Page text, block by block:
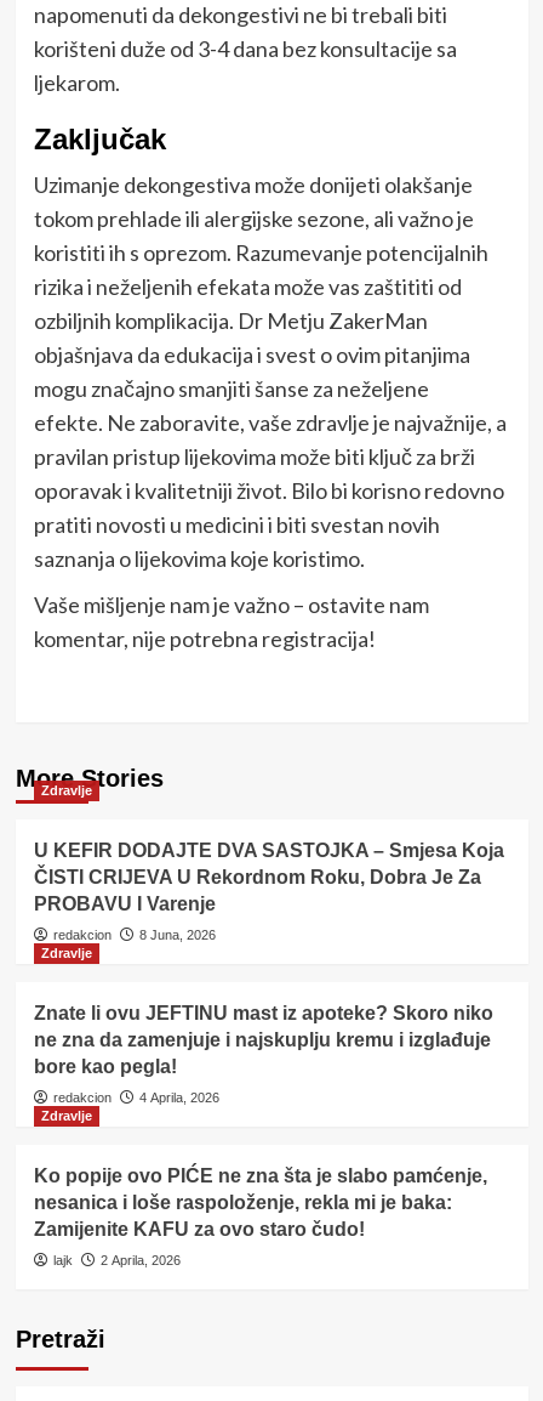
napomenuti da dekongestivi ne bi trebali biti
korišteni duže od 3-4 dana bez konsultacije sa
ljekarom.
Zaključak
Uzimanje dekongestiva može donijeti olakšanje
tokom prehlade ili alergijske sezone, ali važno je
koristiti ih s oprezom. Razumevanje potencijalnih
rizika i neželjenih efekata može vas zaštititi od
ozbiljnih komplikacija. Dr Metju ZakerMan
objašnjava da edukacija i svest o ovim pitanjima
mogu značajno smanjiti šanse za neželjene
efekte. Ne zaboravite, vaše zdravlje je najvažnije, a
pravilan pristup lijekovima može biti ključ za brži
oporavak i kvalitetniji život. Bilo bi korisno redovno
pratiti novosti u medicini i biti svestan novih
saznanja o lijekovima koje koristimo.
Vaše mišljenje nam je važno – ostavite nam
komentar, nije potrebna registracija!
More Stories
Zdravlje
U KEFIR DODAJTE DVA SASTOJKA – Smjesa Koja
ČISTI CRIJEVA U Rekordnom Roku, Dobra Je Za
PROBAVU I Varenje
redakcion
8 Juna, 2026
Zdravlje
Znate li ovu JEFTINU mast iz apoteke? Skoro niko
ne zna da zamenjuje i najskuplju kremu i izglađuje
bore kao pegla!
redakcion
4 Aprila, 2026
Zdravlje
Ko popije ovo PIĆE ne zna šta je slabo pamćenje,
nesanica i loše raspoloženje, rekla mi je baka:
Zamijenite KAFU za ovo staro čudo!
lajk 2 Aprila, 2026
Pretraži